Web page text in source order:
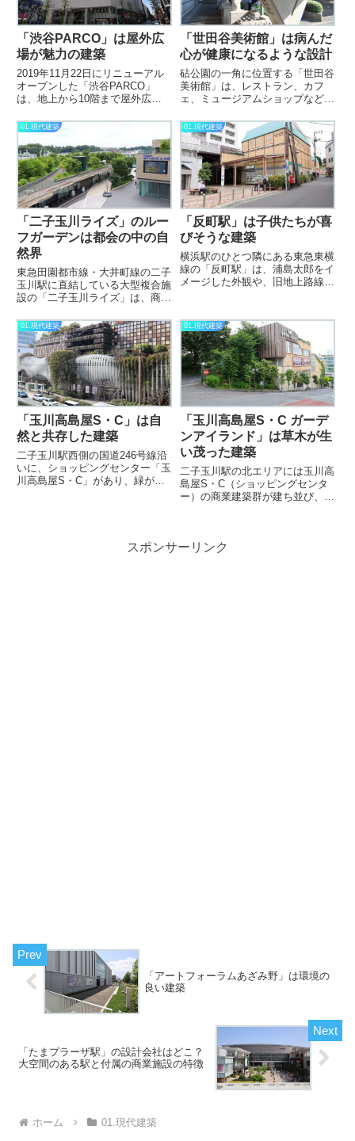
「渋谷PARCO」は屋外広
場が魅力の建築
2019年11月22日にリニューアル
オープンした「渋谷PARCO」
は、地上から10階まで屋外広場
あり、都心のオアシスとなってい
ます。店舗の他にも、劇場やオフ
ィスも入っている複合施設です。
フロア構成は、地下1階～...
「世田谷美術館」は病んだ
心が健康になるような設計
砧公園の一角に位置する「世田谷
美術館」は、レストラン、カフ
ェ、ミュージアムショップなどの
日に開館しました。世田谷区には
著名な芸術家が多く、その人たち
の作品を展示しています。設計を
手がけたのは内井昭蔵氏。公...
01.現代建築
「二子玉川ライズ」のルー
フガーデンは都会の中の自
然界
東急田園都市線・大井町線の二子
玉川駅に直結している大型複合施
設の「二子玉川ライズ」は、商業
ンなどの機能が備わっています。
その中で、屋上庭園であるルーフ
ガーデンがあり、緑豊かな環境に
良い施設となっています。二子
玉...
01.現代建築
「反町駅」は子供たちが喜
びそうな建築
横浜駅のひとつ隣にある東急東横
線の「反町駅」は、浦島太郎をイ
メージした外観や、旧地上路線の
ちなみに読み方は「たんまち」と
なります。つい「そりまち」と読
んでしまいそうですが。反町駅
か...
01.現代建築
「玉川高島屋S・C」は自
然と共存した建築
二子玉川駅西側の国道246号線沿
いに、ショッピングセンター「玉
川高島屋S・C」があり、緑がふ
ザインした本館のファサード（...
01.現代建築
「玉川高島屋S・C ガーデ
ンアイランド」は草木が生
い茂った建築
二子玉川駅の北エリアには玉川高
島屋S・C（ショッピングセンタ
ー）の商業建築群が建ち並び、そ
ガーデンアイランドという名の通
スポンサーリンク
「アートフォーラムあざみ野」は環境の
良い建築
「たまプラーザ駅」の設計会社はどこ？
大空間のある駅と付属の商業施設の特徴
ホーム 01.現代建築